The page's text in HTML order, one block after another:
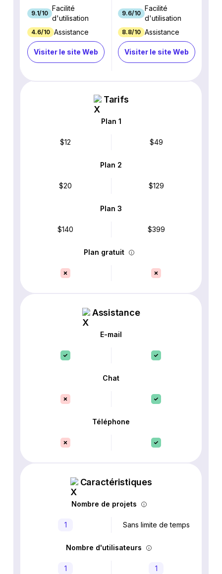
9.1/10
Facilité
d'utilisation
4.6/10 Assistance
Visiter le site Web
9.6/10
Facilité
d'utilisation
8.8/10 Assistance
Visiter le site Web
Tarifs
Plan 1
$12 $49
Plan 2
$20 $129
Plan 3
$140 $399
Plan gratuit
Assistance
E-mail
Chat
Téléphone
Caractéristiques
Nombre de projets
1 Sans limite de temps
Nombre d'utilisateurs
1 1